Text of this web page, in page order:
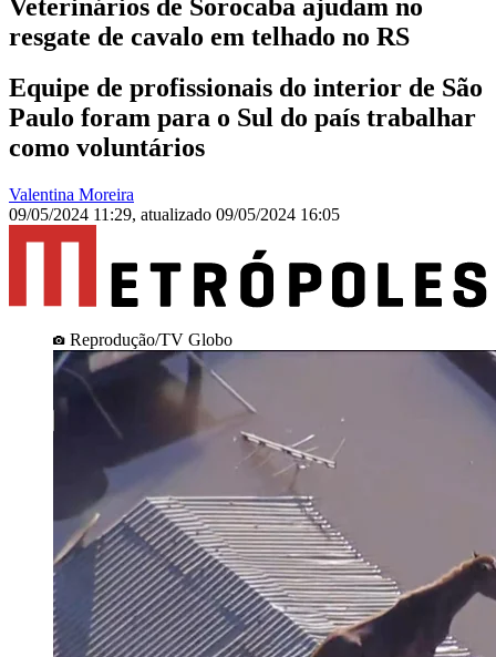
Veterinários de Sorocaba ajudam no
resgate de cavalo em telhado no RS
Equipe de profissionais do interior de São
Paulo foram para o Sul do país trabalhar
como voluntários
Valentina Moreira
09/05/2024 11:29, atualizado 09/05/2024 16:05
Reprodução/TV Globo